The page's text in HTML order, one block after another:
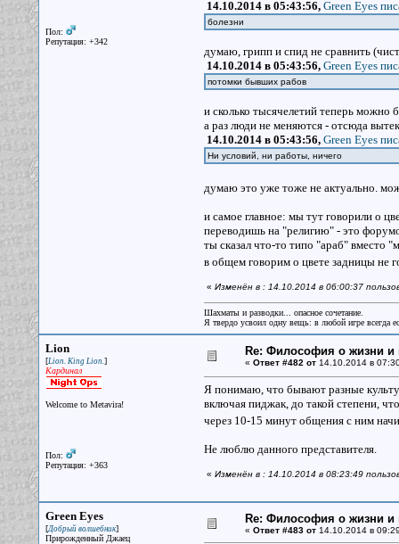
Пол:
Репутация: +342
14.10.2014 в 05:43:56, Green Eyes
болезни
думаю, грипп и спид не сравнить
14.10.2014 в 05:43:56, Green Eyes
потомки бывших рабов
и сколько тысячелетий теперь можно
а раз люди не меняются - отсюда
14.10.2014 в 05:43:56, Green Eyes
Ни условий, ни работы, ничего
думаю это уже тоже не актуально.
и самое главное: мы тут говорили о
переводишь на "религию" - это
ты сказал что-то типо "араб" вместо
в общем говорим о цвете задницы не
« Изменён в : 14.10.2014 в 06:00:37
Шахматы и разводки... опасное сочетание.
Я твердо усвоил одну вещь: в любой игре всегда
Lion
[Lion. King Lion.]
Кардинал
Welcome to Metavira!
Пол:
Репутация: +363
Re: Философия о жизни и
« Ответ #482 от14.10.2014 в
Я понимаю, что бывают разные
включая пиджак, до такой степени,
через 10-15 минут общения с ним
Не люблю данного представителя.
« Изменён в : 14.10.2014 в 08:23:49
Green Eyes
[Добрый волшебник]
Прирожденный Джаец
Re: Философия о жизни и
« Ответ #483 от14.10.2014 в